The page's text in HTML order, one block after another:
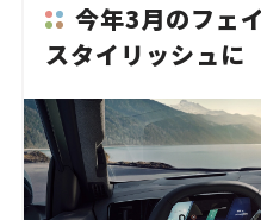
今年3月のフェ
スタイリッシュに